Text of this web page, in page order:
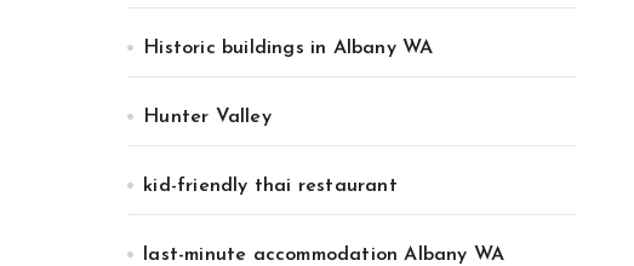
Historic buildings in Albany WA
Hunter Valley
kid-friendly thai restaurant
last-minute accommodation Albany WA